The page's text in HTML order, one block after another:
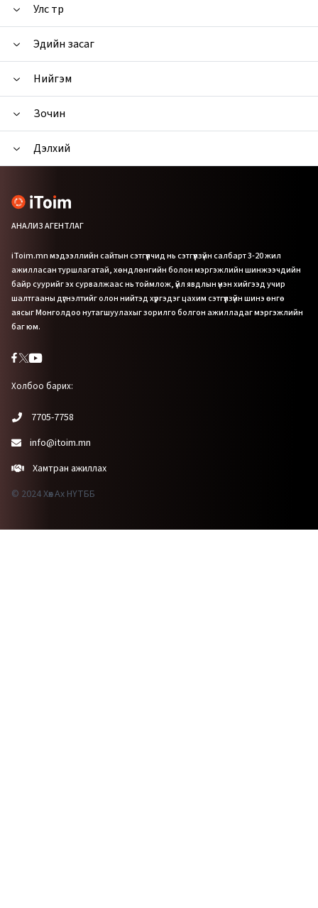
Улс төр
Эдийн засаг
Нийгэм
Зочин
Дэлхий
АНАЛИЗ АГЕНТЛАГ
iToim.mn мэдээллийн сайтын сэтгүүлчид нь сэтгүүлзүйн салбарт 3-20 жил
ажилласан туршлагатай, хөндлөнгийн болон мэргэжлийн шинжээчдийн
байр суурийг эх сурвалжаас нь тоймлож, үйл явдлын үнэн хийгээд учир
шалтгааны дүгнэлтийг олон нийтэд хүргэдэг цахим сэтгүүлзүйн шинэ өнгө
аясыг Монголдоо нутагшуулахыг зорилго болгон ажилладаг мэргэжлийн
баг юм.
Холбоо барих:
7705-7758
info@itoim.mn
Хамтран ажиллах
© 2024 Хөх Ах НҮТББ